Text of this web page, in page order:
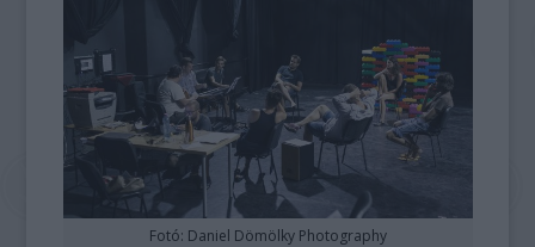
Fotó: Daniel Dömölky Photography